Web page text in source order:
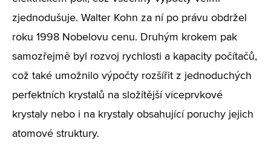
zjednodušuje. Walter Kohn za ní po právu obdržel
roku 1998 Nobelovu cenu. Druhým krokem pak
samozřejmě byl rozvoj rychlosti a kapacity počítačů,
což také umožnilo výpočty rozšířit z jednoduchých
perfektních krystalů na složitější víceprvkové
krystaly nebo i na krystaly obsahující poruchy jejich
atomové struktury.